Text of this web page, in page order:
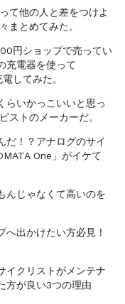
て他の人と差をつけよ
まとめてみた。
円ショップで売ってい
充電器を使って
してみた。
らいかっこいいと思っ
ストのメーカーだ。
だ！？アナログのサイ
One」がイケて
んじゃなくて高いのを
へ出かけたい方必見！
イクリストがメンテナ
方が良い3つの理由